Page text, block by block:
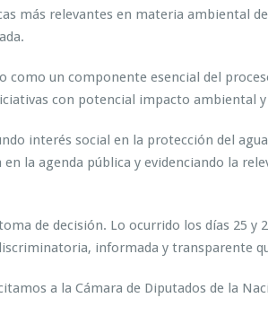
más relevantes en materia ambiental
un componente esencial del
con potencial impacto ambiental y
interés social en la protección del
la agenda pública y evidenciando la
de decisión. Lo ocurrido los días 25 y
informada y transparente
a la Cámara de Diputados de la